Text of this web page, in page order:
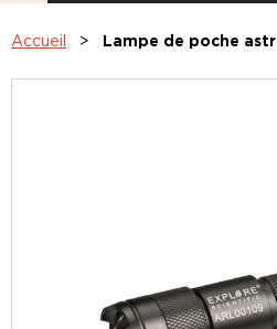
Accueil Lampe de poche